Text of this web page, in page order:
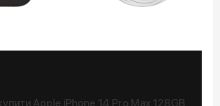
Apple iPhone 14 Pro Max 128GB